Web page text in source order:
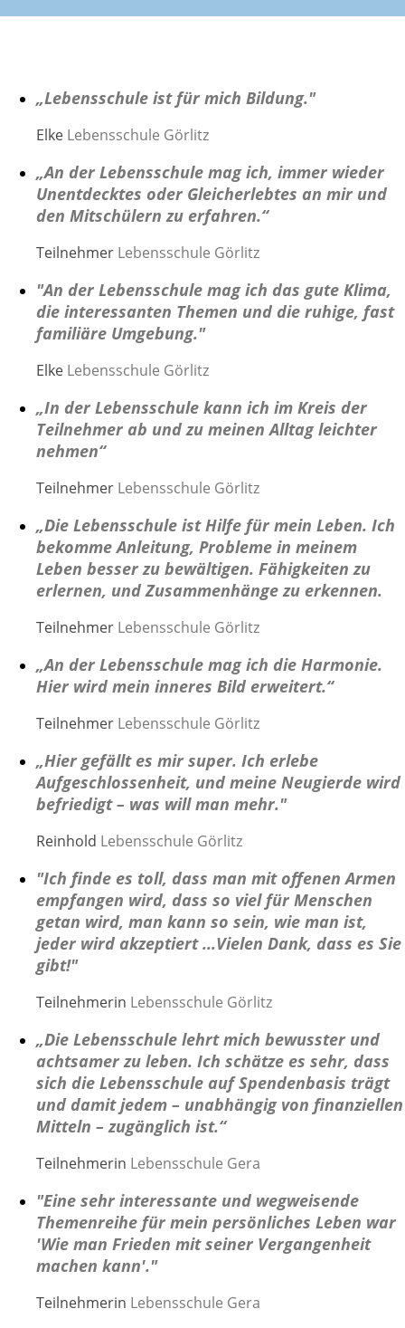
„Lebensschule ist für mich Bildung."
Elke Lebensschule Görlitz
„An der Lebensschule mag ich, immer wieder
Unentdecktes oder Gleicherlebtes an mir und
den Mitschülern zu erfahren.“
Teilnehmer Lebensschule Görlitz
"An der Lebensschule mag ich das gute Klima,
die interessanten Themen und die ruhige, fast
familiäre Umgebung."
Elke Lebensschule Görlitz
„In der Lebensschule kann ich im Kreis der
Teilnehmer ab und zu meinen Alltag leichter
nehmen“
Teilnehmer Lebensschule Görlitz
„Die Lebensschule ist Hilfe für mein Leben. Ich
bekomme Anleitung, Probleme in meinem
Leben besser zu bewältigen. Fähigkeiten zu
erlernen, und Zusammenhänge zu erkennen.
Teilnehmer Lebensschule Görlitz
„An der Lebensschule mag ich die Harmonie.
Hier wird mein inneres Bild erweitert.“
Teilnehmer Lebensschule Görlitz
„Hier gefällt es mir super. Ich erlebe
Aufgeschlossenheit, und meine Neugierde wird
befriedigt – was will man mehr."
Reinhold Lebensschule Görlitz
"Ich finde es toll, dass man mit offenen Armen
empfangen wird, dass so viel für Menschen
getan wird, man kann so sein, wie man ist,
jeder wird akzeptiert ...Vielen Dank, dass es Sie
gibt!"
Teilnehmerin Lebensschule Görlitz
„Die Lebensschule lehrt mich bewusster und
achtsamer zu leben. Ich schätze es sehr, dass
sich die Lebensschule auf Spendenbasis trägt
und damit jedem – unabhängig von finanziellen
Mitteln – zugänglich ist.“
Teilnehmerin Lebensschule Gera
"Eine sehr interessante und wegweisende
Themenreihe für mein persönliches Leben war
'Wie man Frieden mit seiner Vergangenheit
machen kann'."
Teilnehmerin Lebensschule Gera